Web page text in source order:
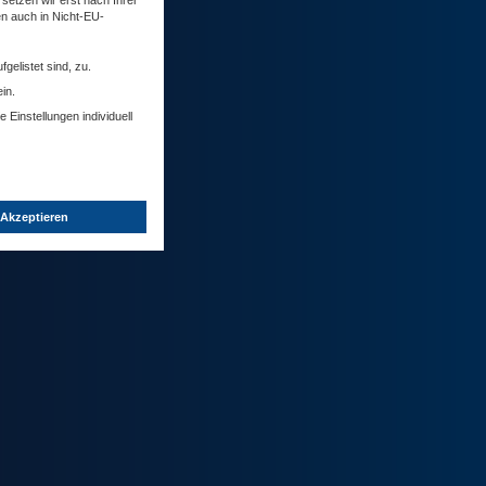
auch in Nicht-EU-
sind, zu.
Einstellungen individuell